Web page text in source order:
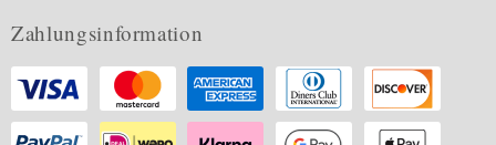
Zahlungsinformation